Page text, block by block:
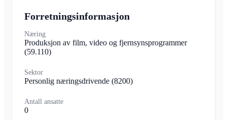
Forretningsinformasjon
Næring
Produksjon av film, video og fjernsynsprogrammer
(59.110)
Sektor
Personlig næringsdrivende (8200)
Antall ansatte
0